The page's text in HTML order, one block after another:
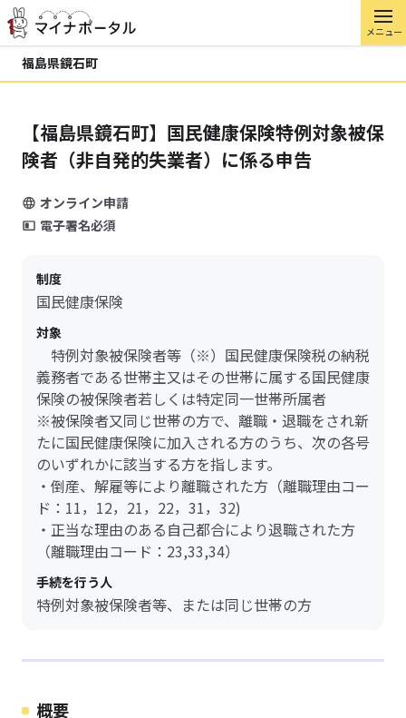
メニュー
福島県鏡石町
【福島県鏡石町】国民健康保険特例対象被保
険者（非自発的失業者）に係る申告
オンライン申請
電子署名必須
制度
国民健康保険
対象
特例対象被保険者等（※）国民健康保険税の納税
義務者である世帯主又はその世帯に属する国民健康
保険の被保険者若しくは特定同一世帯所属者
※被保険者又同じ世帯の方で、離職・退職をされ新
たに国民健康保険に加入される方のうち、次の各号
のいずれかに該当する方を指します。
・倒産、解雇等により離職された方（離職理由コー
ド：11，12，21，22，31，32)
・正当な理由のある自己都合により退職された方
（離職理由コード：23,33,34）
手続を行う人
特例対象被保険者等、または同じ世帯の方
概要